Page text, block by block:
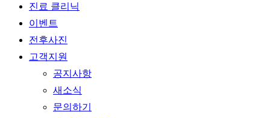
진료 클리닉
이벤트
전후사진
고객지원
공지사항
새소식
문의하기